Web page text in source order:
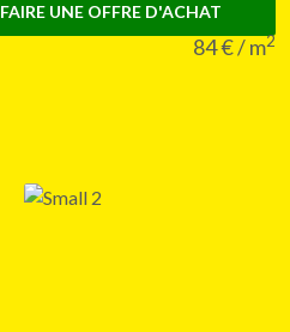
FAIRE UNE OFFRE D'ACHAT
84 € / m2